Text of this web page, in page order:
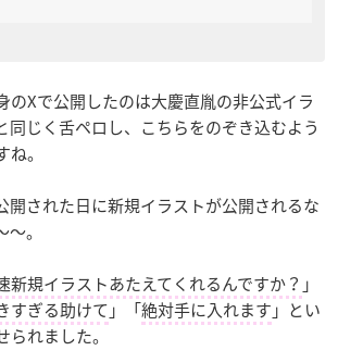
のXで公開したのは大慶直胤の非公式イラ
同じく舌ペロし、こちらをのぞき込むよう
。
開された日に新規イラストが公開されるな
。
新規イラストあたえてくれるんですか？ 」
すぎる助けて 」「絶対手に入れます 」とい
れました。